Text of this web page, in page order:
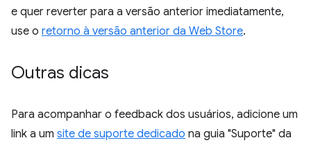
e quer reverter para a versão anterior imediatamente,
use o retorno à versão anterior da Web Store.
Outras dicas
Para acompanhar o feedback dos usuários, adicione um
link a um site de suporte dedicado na guia "Suporte" da